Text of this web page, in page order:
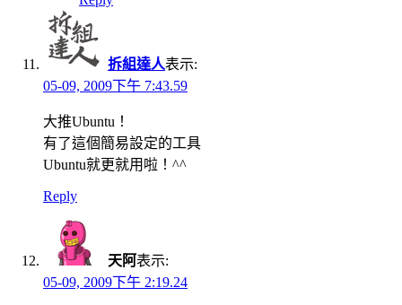
拆組達人表示:
05-09, 2009下午 7:43.59
大推Ubuntu！
有了這個簡易設定的工具
Ubuntu就更就用啦！^^
Reply
天阿表示:
05-09, 2009下午 2:19.24